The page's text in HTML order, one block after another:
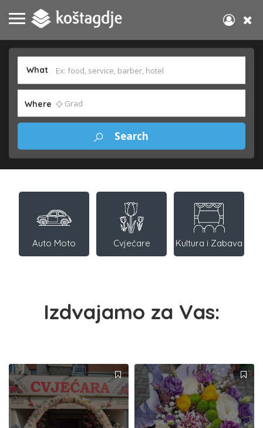
What
Where
Auto Moto Cvjećare Kultura i Zabava
Izdvajamo za Vas: